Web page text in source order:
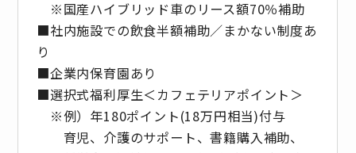
※国産ハイブリッド車のリース額70％補助
■社内施設での飲食半額補助／まかない制度あ
り
■企業内保育園あり
■選択式福利厚生＜カフェテリアポイント＞
※例）年180ポイント(18万円相当)付与
育児、介護のサポート、書籍購入補助、